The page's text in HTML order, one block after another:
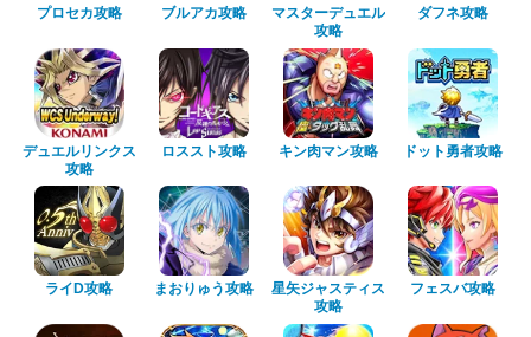
プロセカ攻略 ブルアカ攻略
マスターデュエル
攻略
ダフネ攻略
デュエルリンクス
攻略
ロススト攻略 キン肉マン攻略 ドット勇者攻略
ライD攻略 まおりゅう攻略
星矢ジャスティス
攻略
フェスバ攻略